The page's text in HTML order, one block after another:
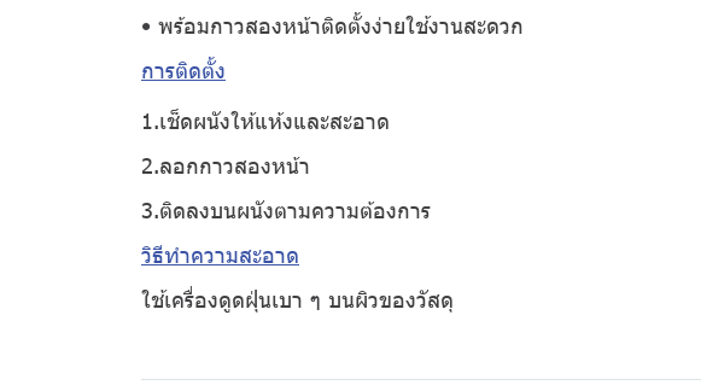
• พร้อมกาวสองหน้าติดตั้งง่ายใช้งานสะดวก
การติดตั้ง
1.เช็ดผนังให้แห้งและสะอาด
2.ลอกกาวสองหน้า
3.ติดลงบนผนังตามความต้องการ
วิธีทำความสะอาด
ใช้เครื่องดูดฝุ่นเบา ๆ บนผิวของวัสดุ